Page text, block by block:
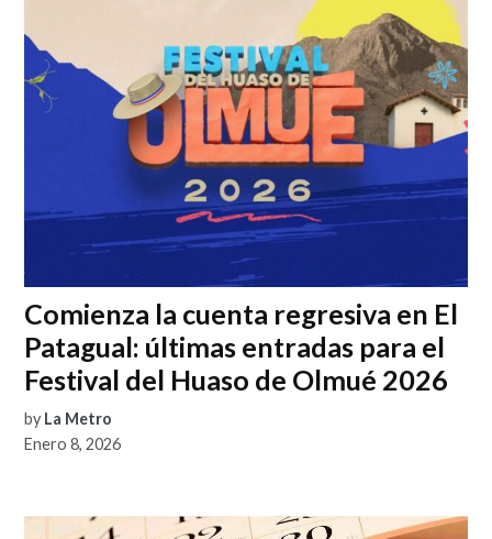
Comienza la cuenta regresiva en El
Patagual: últimas entradas para el
Festival del Huaso de Olmué 2026
by La Metro
Enero 8, 2026